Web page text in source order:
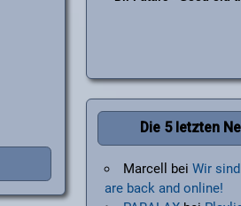
Die 5 letzten
Marcell beiWir
are back and online!